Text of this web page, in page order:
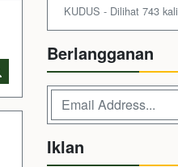
KUDUS - Dilihat 743 kali
Berlangganan
Iklan